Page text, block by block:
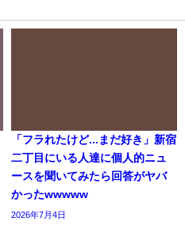
「フラれたけど...まだ好き」新宿
二丁目にいる人達に個人的ニュ
ースを聞いてみたら回答がヤバ
かったwwwww
2026年7月4日